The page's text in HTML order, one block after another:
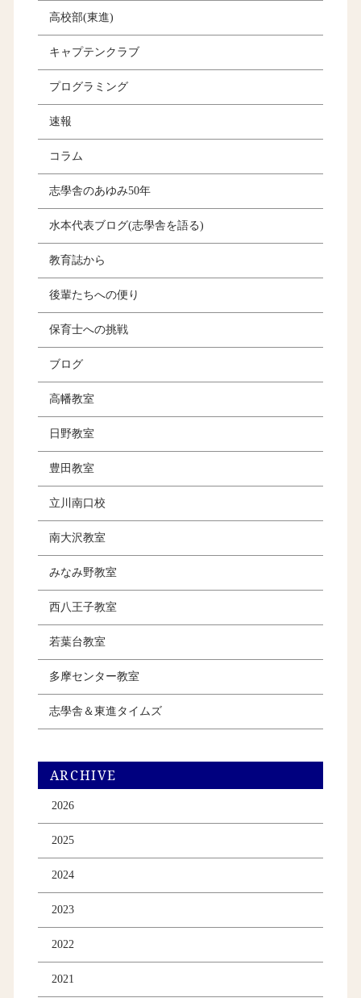
高校部(東進)
キャプテンクラブ
プログラミング
速報
コラム
志學舎のあゆみ50年
水本代表ブログ(志學舎を語る)
教育誌から
後輩たちへの便り
保育士への挑戦
ブログ
高幡教室
日野教室
豊田教室
立川南口校
南大沢教室
みなみ野教室
西八王子教室
若葉台教室
多摩センター教室
志學舎＆東進タイムズ
ARCHIVE
2026
2025
2024
2023
2022
2021